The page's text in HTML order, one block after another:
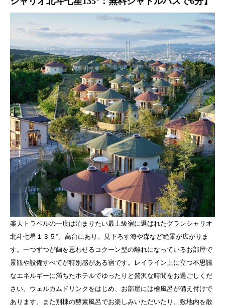
楽天トラベルの一度は泊まりたい最上級宿に選ばれたグランシャリオ
北斗七星１３５°。高台にあり、見下ろす海や森など絶景が広がりま
す。一つずつが繭を思わせるコクーン型の離れになっているお部屋で
景観や設備すべてが特別感がある宿です。レイライン上に立つ不思議
なエネルギーに満ちたホテルでゆったりと贅沢な時間をお過ごしくだ
さい。ウェルカムドリンクをはじめ、お部屋には檜風呂が備え付けで
あります。また別棟の酵素風呂でお楽しみいただいたり、敷地内を散